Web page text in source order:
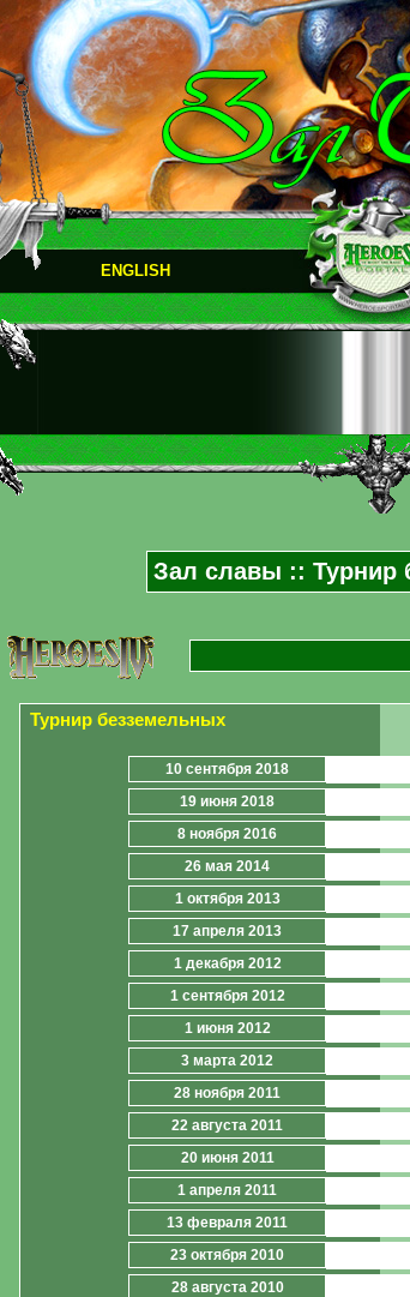
ENGLISH
Зал славы :: Турнир
Турнир безземельных
10 сентября 2018
19 июня 2018
8 ноября 2016
26 мая 2014
1 октября 2013
17 апреля 2013
1 декабря 2012
1 сентября 2012
1 июня 2012
3 марта 2012
28 ноября 2011
22 августа 2011
20 июня 2011
1 апреля 2011
13 февраля 2011
23 октября 2010
28 августа 2010